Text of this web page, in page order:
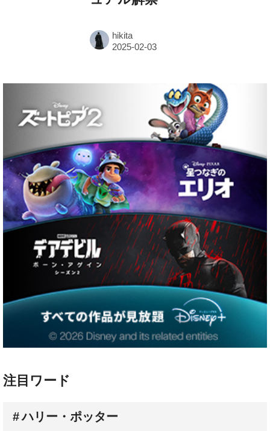
hikita
注目ワード
ハリー・ポッター
配信スケジュール